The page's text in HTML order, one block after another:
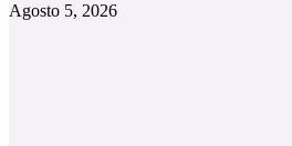
Agosto 5, 2026